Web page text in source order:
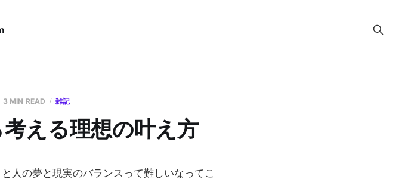
3 MIN READ 雑記
える理想の叶え方
人の夢と現実のバランスって難しいなってこ